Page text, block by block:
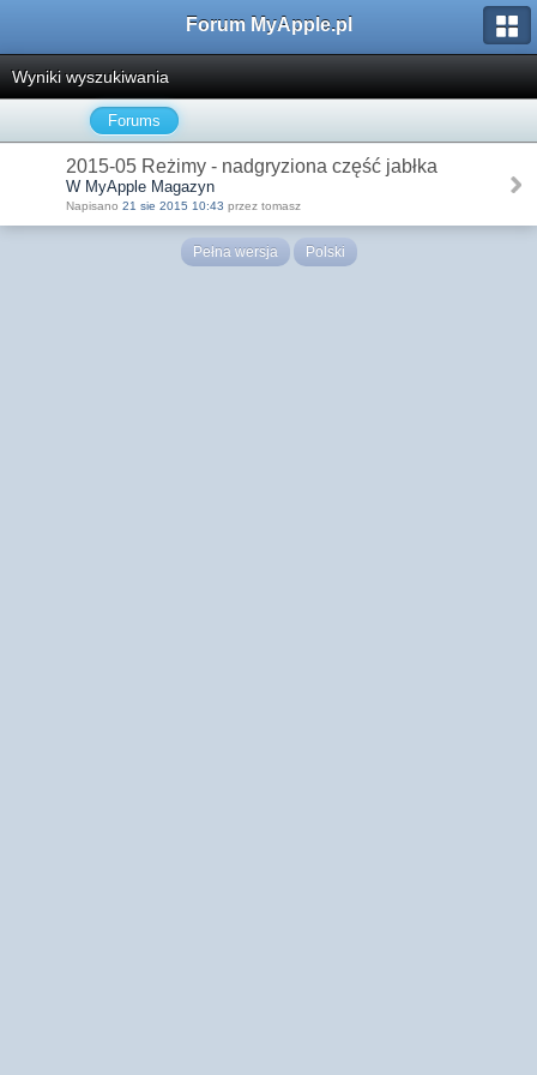
Forum MyApple.pl
Wyniki wyszukiwania
Forums
2015-05 Reżimy - nadgryziona część jabłka
W MyApple Magazyn
Napisano 21 sie 2015 10:43 przez tomasz
Pełna wersja Polski